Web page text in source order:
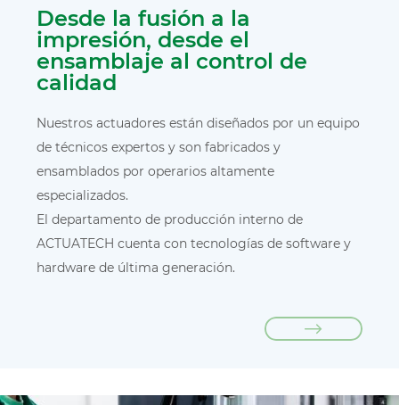
Desde la fusión a la
impresión, desde el
ensamblaje al control de
calidad
Nuestros actuadores están diseñados por un equipo
de técnicos expertos y son fabricados y
ensamblados por operarios altamente
especializados.
El departamento de producción interno de
ACTUATECH cuenta con tecnologías de software y
hardware de última generación.